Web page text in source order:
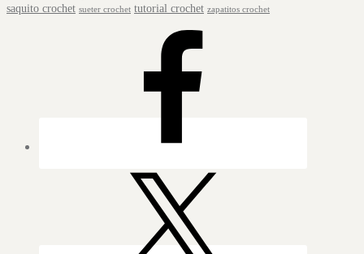
saquito crochet sueter crochet tutorial crochet zapatitos crochet